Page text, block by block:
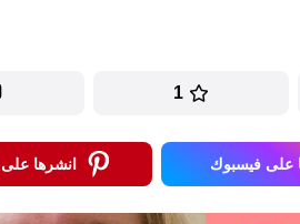
1
على فيسبوك انشرها على Pinterest